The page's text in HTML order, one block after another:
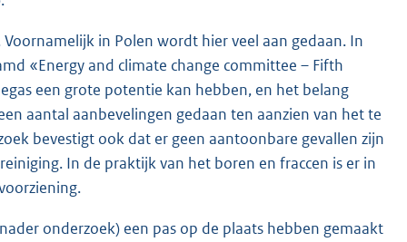
in Polen wordt hier veel aan gedaan. In
«Energy and climate change committee – Fifth
een grote potentie kan hebben, en het belang
aantal aanbevelingen gedaan ten aanzien van het te
bevestigt ook dat er geen aantoonbare gevallen zijn
In de praktijk van het boren en fraccen is er in
onderzoek) een pas op de plaats hebben gemaakt